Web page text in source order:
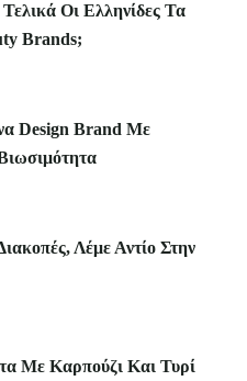
Τελικά Οι Ελληνίδες Τα
Brands;
Design Brand Με
Λέμε Αντίο Στην
Με Καρπούζι Και Τυρί